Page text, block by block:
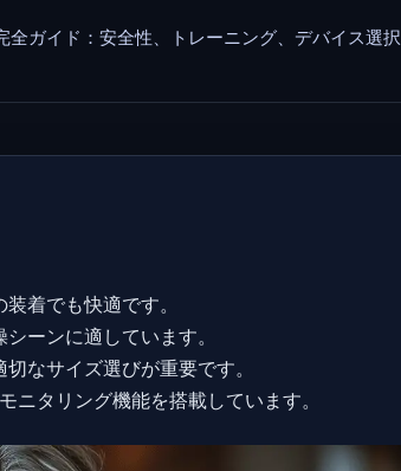
全ガイド：安全性、トレーニング、デバイス選択
着でも快適です。
ーンに適しています。
なサイズ選びが重要です。
タリング機能を搭載しています。